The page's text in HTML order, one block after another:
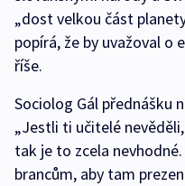
„dost velkou část
popírá, že by uvažoval o
říše.
Sociolog Gál přednášku
„Jestli ti učitelé
tak je to zcela
brancům, aby tam